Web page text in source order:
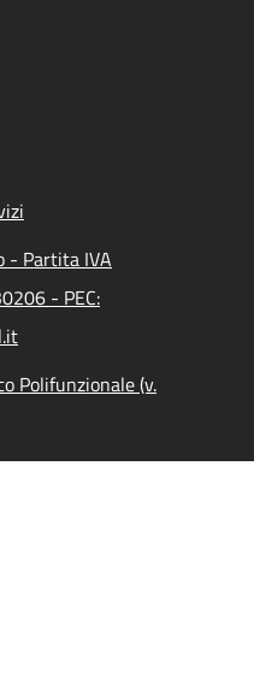
- Partita IVA
- PEC:
Polifunzionale (v.